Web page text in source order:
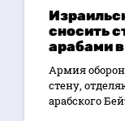
сносить
арабами
Армия
стену,
арабского